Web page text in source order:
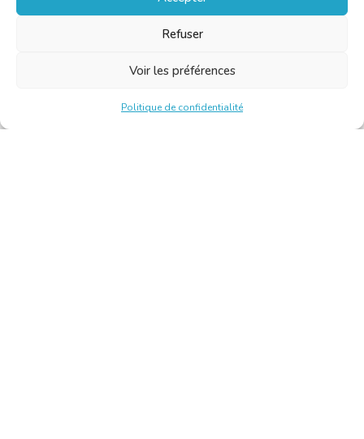
Refuser
Voir les préférences
Politique de confidentialité